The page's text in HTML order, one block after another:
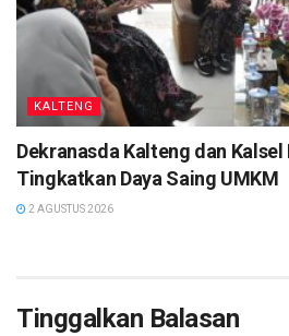
KALTENG
Dekranasda Kalteng dan
Tingkatkan Daya Saing UMKM
2 AGUSTUS 2026
Tinggalkan Balasan